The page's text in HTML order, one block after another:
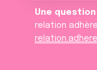
Une question
relation